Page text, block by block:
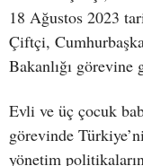
18 Ağustos 2023
Çiftçi,
Bakanlığı görevine
Evli ve üç çocuk
görevinde
yönetim